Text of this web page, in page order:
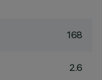
168
2.6